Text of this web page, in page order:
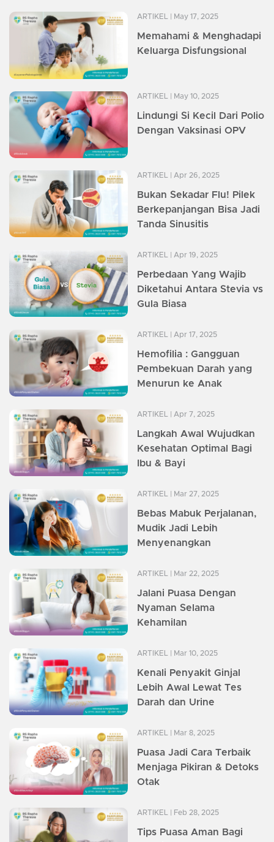
ARTIKEL | May 17, 2025
Memahami & Menghadapi
Keluarga Disfungsional
ARTIKEL | May 10, 2025
Lindungi Si Kecil Dari Polio
Dengan Vaksinasi OPV
ARTIKEL | Apr 26, 2025
Bukan Sekadar Flu! Pilek
Berkepanjangan Bisa Jadi
Tanda Sinusitis
ARTIKEL | Apr 19, 2025
Perbedaan Yang Wajib
Diketahui Antara Stevia vs
Gula Biasa
ARTIKEL | Apr 17, 2025
Hemofilia : Gangguan
Pembekuan Darah yang
Menurun ke Anak
ARTIKEL | Apr 7, 2025
Langkah Awal Wujudkan
Kesehatan Optimal Bagi
Ibu & Bayi
ARTIKEL | Mar 27, 2025
Bebas Mabuk Perjalanan,
Mudik Jadi Lebih
Menyenangkan
ARTIKEL | Mar 22, 2025
Jalani Puasa Dengan
Nyaman Selama
Kehamilan
ARTIKEL | Mar 10, 2025
Kenali Penyakit Ginjal
Lebih Awal Lewat Tes
Darah dan Urine
ARTIKEL | Mar 8, 2025
Puasa Jadi Cara Terbaik
Menjaga Pikiran & Detoks
Otak
ARTIKEL | Feb 28, 2025
Tips Puasa Aman Bagi